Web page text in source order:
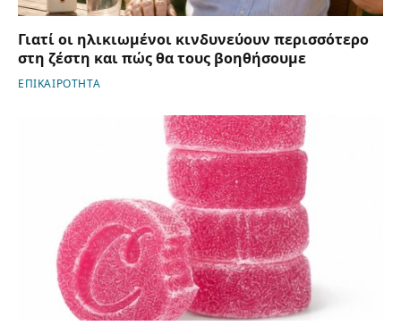
Γιατί οι ηλικιωμένοι κινδυνεύουν περισσότερο
στη ζέστη και πώς θα τους βοηθήσουμε
ΕΠΙΚΑΙΡΟΤΗΤΑ